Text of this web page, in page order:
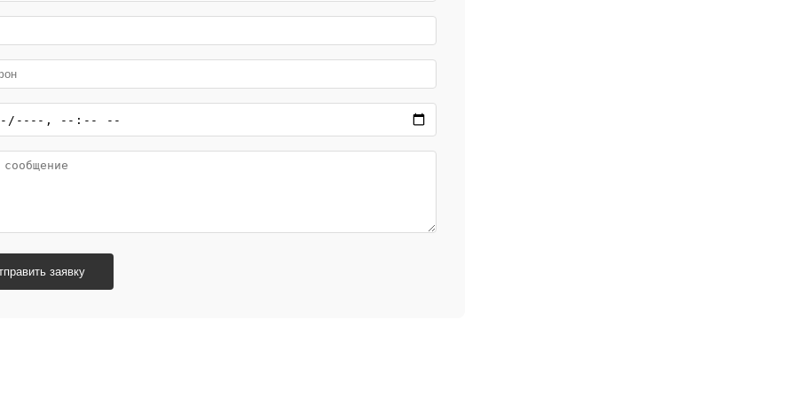
заявку